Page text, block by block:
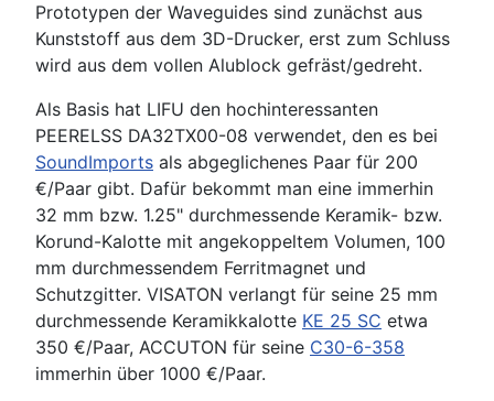
Prototypen der Waveguides sind zunächst aus
Kunststoff aus dem 3D-Drucker, erst zum Schluss
wird aus dem vollen Alublock gefräst/gedreht.
Als Basis hat LIFU den hochinteressanten
PEERELSS DA32TX00-08 verwendet, den es bei
SoundImports als abgeglichenes Paar für 200
€/Paar gibt. Dafür bekommt man eine immerhin
32 mm bzw. 1.25" durchmessende Keramik- bzw.
Korund-Kalotte mit angekoppeltem Volumen, 100
mm durchmessendem Ferritmagnet und
Schutzgitter. VISATON verlangt für seine 25 mm
durchmessende Keramikkalotte KE 25 SC etwa
350 €/Paar, ACCUTON für seine C30-6-358
immerhin über 1000 €/Paar.